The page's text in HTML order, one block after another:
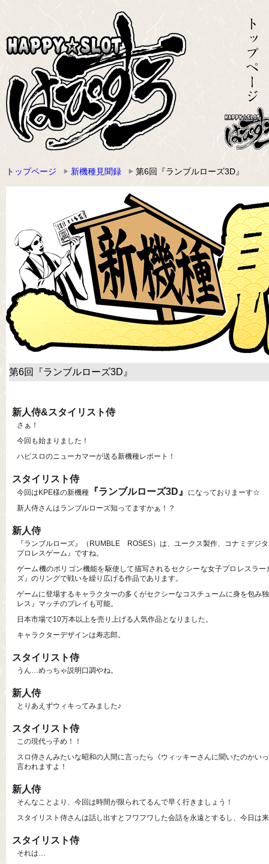
トップページ 新機種見聞録 第6回『ランブルローズ3D』
第6回『ランブルローズ3D』
新人侍&スタイリスト侍
さぁ！
今回も始まりました！
ハピスロのニューカマーが送る新機種レポート！
スタイリスト侍
今回はKPE様の新機種 『ランブルローズ3D』
になっておりまーす☆
新人侍さんはランブルローズ知ってますかぁ！？
新人侍
『ランブルローズ』（RUMBLE ROSES）は、ユークス製作、コナミデジ
プロレスゲーム』ですね。
ゲーム機のポリゴン機能を駆使して描写されるセクシーな女子プロレスラ
ズ』のリングで戦いを繰り広げる作品であります。
ゲームに登場するキャラクターの多くがセクシーなコスチュームに身を包み
レス』マッチのプレイも可能。
日本市場で10万本以上を売り上げる人気作品となりました。
キャラクターデザインは寿志郎。
スタイリスト侍
うん…めっちゃ説明口調やね。
新人侍
とりあえずウィキってみました♪
スタイリスト侍
この現代っ子め！！
スロ侍さんみたいな昭和の人間に言ったら《ウィッキーさんに聞いたのかい
言われますよ！
新人侍
そんなことより、今回は時間が限られてるんで早く行きましょう！
スタイリスト侍さんは話し出すとフワフワした会話を永遠とするし、今日は
スタイリスト侍
それは…